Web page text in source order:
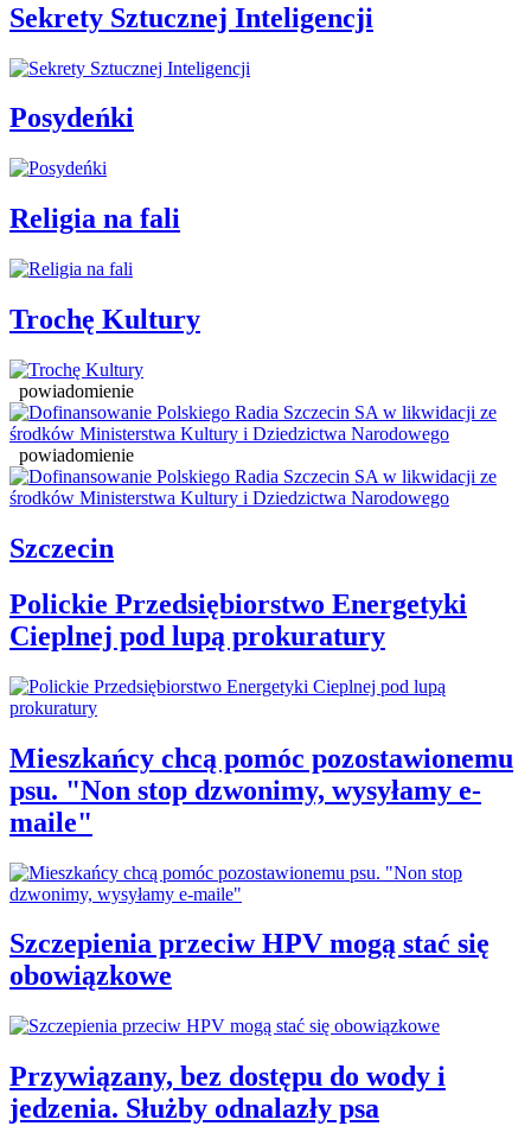
Sekrety Sztucznej Inteligencji
Posydeńki
Religia na fali
Trochę Kultury
powiadomienie
powiadomienie
Szczecin
Polickie Przedsiębiorstwo Energetyki
Cieplnej pod lupą prokuratury
Mieszkańcy chcą pomóc pozostawionemu
psu. "Non stop dzwonimy, wysyłamy e-
maile"
Szczepienia przeciw HPV mogą stać się
obowiązkowe
Przywiązany, bez dostępu do wody i
jedzenia. Służby odnalazły psa